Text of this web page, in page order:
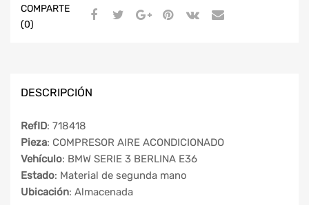
COMPARTE
(0)
DESCRIPCIÓN
RefID: 718418
Pieza: COMPRESOR AIRE ACONDICIONADO
Vehículo: BMW SERIE 3 BERLINA E36
Estado: Material de segunda mano
Ubicación: Almacenada